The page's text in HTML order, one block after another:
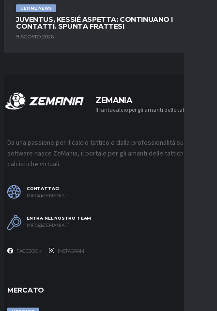
ULTIME NEWS
JUVENTUS, KESSIÉ ASPETTA: CONTINUANO I
CONTATTI. SPUNTA FRATTESI
9 AGOSTO 2026
ZEMANIA
Il fantacalcio per gli amanti delle tattiche
Da una passione per il calcio tattico e dalla professionalità sui
software nasce ZeMania, il portale per gli amanti delle tattiche
calcistiche virtuali.
CONTATTACI
INFO@ZEMANIA.IT
ENTRA NEL NOSTRO TEAM
INFO@ZEMANIA.IT
FACEBOOK INSTAGRAM
MERCATO